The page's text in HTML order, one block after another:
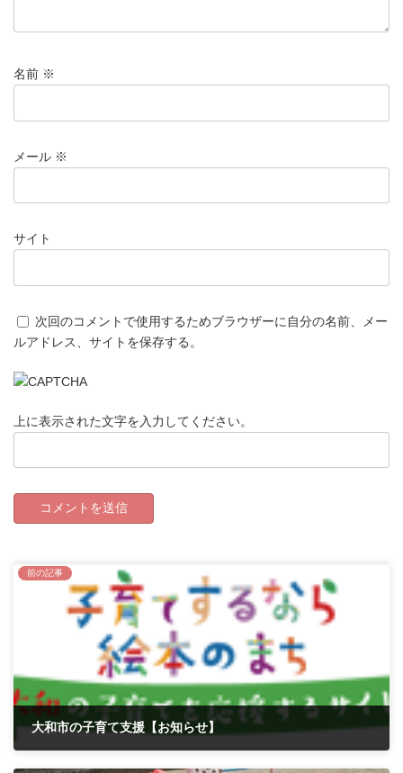
名前 ※
メール ※
サイト
次回のコメントで使用するためブラウザーに自分の名前、メー
ルアドレス、サイトを保存する。
上に表示された文字を入力してください。
前の記事
大和市の子育て支援【お知らせ】